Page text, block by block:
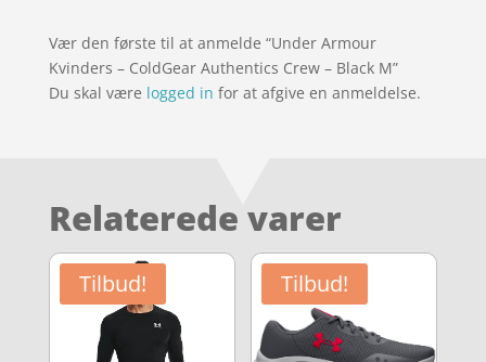
Vær den første til at anmelde “Under Armour
Kvinders – ColdGear Authentics Crew – Black M”
Du skal være logged in for at afgive en anmeldelse.
Relaterede varer
Tilbud! Tilbud!